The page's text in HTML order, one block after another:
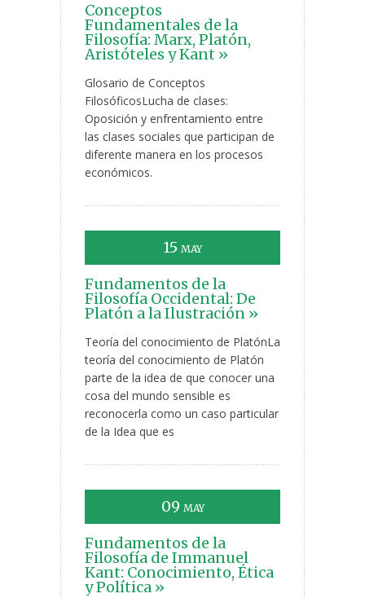
Conceptos
Fundamentales de la
Filosofía: Marx, Platón,
Aristóteles y Kant »
Glosario de Conceptos
FilosóficosLucha de clases:
Oposición y enfrentamiento entre
las clases sociales que participan de
diferente manera en los procesos
económicos.
15 MAY
Fundamentos de la
Filosofía Occidental: De
Platón a la Ilustración »
Teoría del conocimiento de PlatónLa
teoría del conocimiento de Platón
parte de la idea de que conocer una
cosa del mundo sensible es
reconocerla como un caso particular
de la Idea que es
09 MAY
Fundamentos de la
Filosofía de Immanuel
Kant: Conocimiento, Ética
y Política »